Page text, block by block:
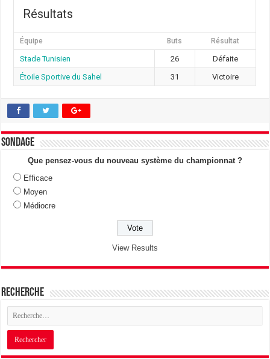
Résultats
Équipe Buts Résultat
Stade Tunisien 26
Défaite
Étoile Sportive du Sahel
31 Victoire
Sondage
Que pensez-vous du nouveau système du championnat ?
Efficace
Moyen
Médiocre
View Results
Recherche